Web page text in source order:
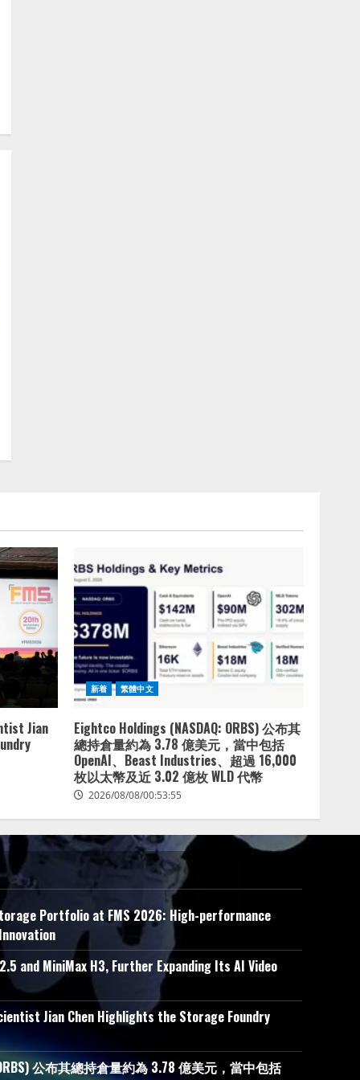
Jian
新着 繁體中文
Eightco Holdings (NASDAQ: ORBS) 公布其
總持倉量約為 3.78 億美元，當中包括
OpenAI、Beast Industries、超過 16,000
枚以太幣及近 3.02 億枚 WLD 代幣
2026/08/08/00:53:55
Portfolio at FMS 2026: High-performance
and MiniMax H3, Further Expanding Its AI Video
Jian Chen Highlights the Storage Foundry
公布其總持倉量約為 3.78 億美元，當中包括